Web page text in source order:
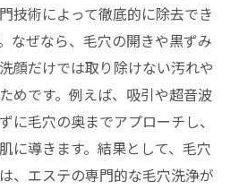
技術によって徹底的に除去でき
なぜなら、毛穴の開きや黒ずみ
顔だけでは取り除けない汚れや
めです。例えば、吸引や超音波
に毛穴の奥までアプローチし、
に導きます。結果として、毛穴
、エステの専門的な毛穴洗浄が